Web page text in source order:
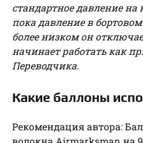
стандартное давление на
пока давление в
более низком он
начинает работать как
Переводчика.
Какие баллоны
Рекомендация автора: